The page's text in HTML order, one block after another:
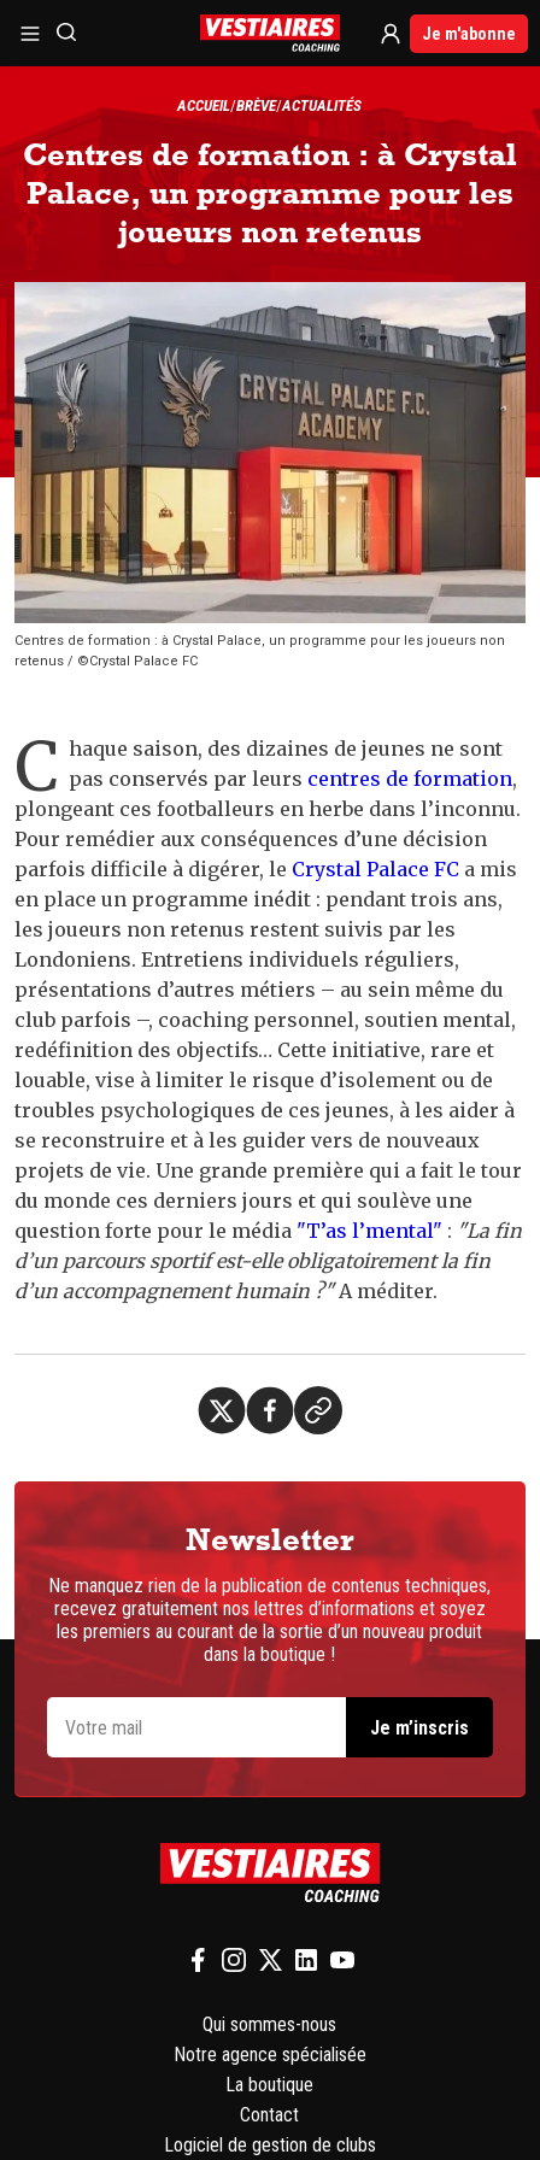
Je m'abonne
ACCUEIL BRÈVE ACTUALITÉS
Centres de formation : à Crystal
Palace, un programme pour les
joueurs non retenus
Centres de formation : à Crystal Palace, un programme pour les joueurs non
retenus / ©Crystal Palace FC
C haque saison, des dizaines de jeunes ne sont
pas conservés par leurs centres de formation,
plongeant ces footballeurs en herbe dans l’inconnu.
Pour remédier aux conséquences d’une décision
parfois difficile à digérer, le Crystal Palace FC a mis
en place un programme inédit : pendant trois ans,
les joueurs non retenus restent suivis par les
Londoniens. Entretiens individuels réguliers,
présentations d’autres métiers – au sein même du
club parfois –, coaching personnel, soutien mental,
redéfinition des objectifs… Cette initiative, rare et
louable, vise à limiter le risque d’isolement ou de
troubles psychologiques de ces jeunes, à les aider à
se reconstruire et à les guider vers de nouveaux
projets de vie. Une grande première qui a fait le tour
du monde ces derniers jours et qui soulève une
question forte pour le média "T’as l’mental" : "La fin
d’un parcours sportif est-elle obligatoirement la fin
d’un accompagnement humain ?"A méditer.
Newsletter
Ne manquez rien de la publication de contenus techniques,
recevez gratuitement nos lettres d’informations et soyez
les premiers au courant de la sortie d’un nouveau produit
dans la boutique !
Qui sommes-nous
Notre agence spécialisée
La boutique
Contact
Logiciel de gestion de clubs